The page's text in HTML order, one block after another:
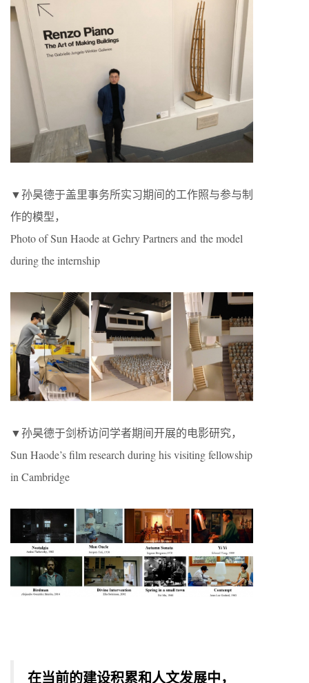
▼孙昊德于盖里事务所实习期间的工作照与参与制
作的模型，
Photo of Sun Haode at Gehry Partners and the model
during the internship
▼孙昊德于剑桥访问学者期间开展的电影研究，
Sun Haode’s film research during his visiting fellowship
in Cambridge
在当前的建设积累和人文发展中，